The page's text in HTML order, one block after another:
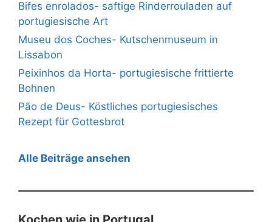
Bifes enrolados- saftige Rinderrouladen auf
portugiesische Art
Museu dos Coches- Kutschenmuseum in
Lissabon
Peixinhos da Horta- portugiesische frittierte
Bohnen
Pão de Deus- Köstliches portugiesisches
Rezept für Gottesbrot
Alle Beiträge ansehen